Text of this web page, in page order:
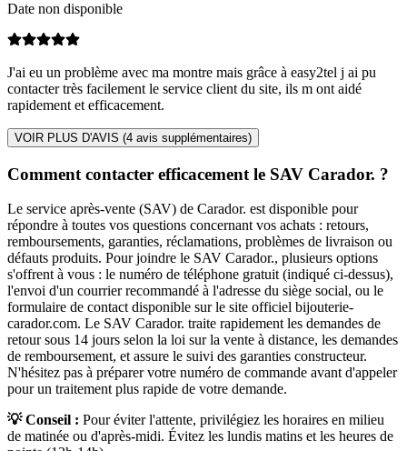
Date non disponible
J'ai eu un problème avec ma montre mais grâce à easy2tel j ai pu
contacter très facilement le service client du site, ils m ont aidé
rapidement et efficacement.
VOIR PLUS D'AVIS (4 avis supplémentaires)
Comment contacter efficacement le SAV Carador. ?
Le service après-vente (SAV) de Carador. est disponible pour
répondre à toutes vos questions concernant vos achats : retours,
remboursements, garanties, réclamations, problèmes de livraison ou
défauts produits. Pour joindre le SAV Carador., plusieurs options
s'offrent à vous : le numéro de téléphone gratuit (indiqué ci-dessus),
l'envoi d'un courrier recommandé à l'adresse du siège social, ou le
formulaire de contact disponible sur le site officiel bijouterie-
carador.com. Le SAV Carador. traite rapidement les demandes de
retour sous 14 jours selon la loi sur la vente à distance, les demandes
de remboursement, et assure le suivi des garanties constructeur.
N'hésitez pas à préparer votre numéro de commande avant d'appeler
pour un traitement plus rapide de votre demande.
💡 Conseil : Pour éviter l'attente, privilégiez les horaires en milieu
de matinée ou d'après-midi. Évitez les lundis matins et les heures de